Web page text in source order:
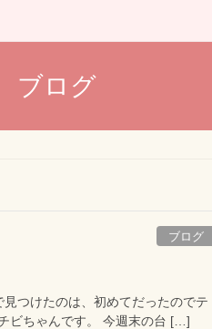
ブログ
ブログ
つけたのは、初めてだったのでテ
ビちゃんです。 今週末の台 […]